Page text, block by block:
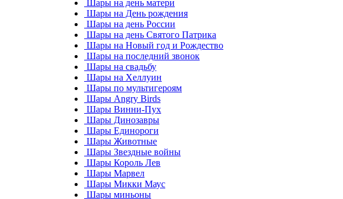
Шары на день матери
Шары на День рождения
Шары на день России
Шары на день Святого Патрика
Шары на Новый год и Рождество
Шары на последний звонок
Шары на свадьбу
Шары на Хеллуин
Шары по мультигероям
Шары Angry Birds
Шары Винни-Пух
Шары Динозавры
Шары Единороги
Шары Животные
Шары Звездные войны
Шары Король Лев
Шары Марвел
Шары Микки Маус
Шары миньоны